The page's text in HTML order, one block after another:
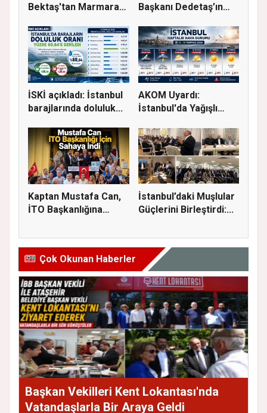
Bektaş'tan Marmara
Başkanı Dedetaş’ın
İSKİ açıkladı: İstanbul
barajlarında doluluk...
AKOM Uyardı:
İstanbul'da Yağışlı
Kaptan Mustafa Can,
İTO Başkanlığına
İstanbul’daki Muşlular
Güçlerini Birleştirdi:...
Çok Okunan Haberler
Başkan Vekilleri Kent Lokantası'nda
Vatandaşlarla Bir Araya Geldi